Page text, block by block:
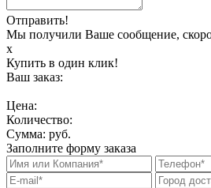
Отправить!
Мы получили Ваше сообщение,
х
Купить в один клик!
Ваш заказ:
Цена:
Количество:
Сумма: руб.
Заполните форму заказа